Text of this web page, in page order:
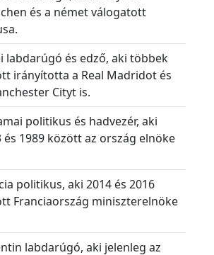
és a német válogatott
labdarúgó és edző, aki többek
irányította a Real Madridot és
Cityt is.
politikus és hadvezér, aki
és 1989 között az ország elnöke
politikus, aki 2014 és 2016
Franciaország miniszterelnöke
labdarúgó, aki jelenleg az